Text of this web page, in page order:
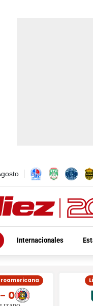
Internacionales
- 0